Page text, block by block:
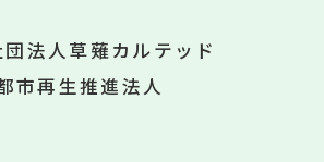
法人草薙カルテッド
市再生推進法人